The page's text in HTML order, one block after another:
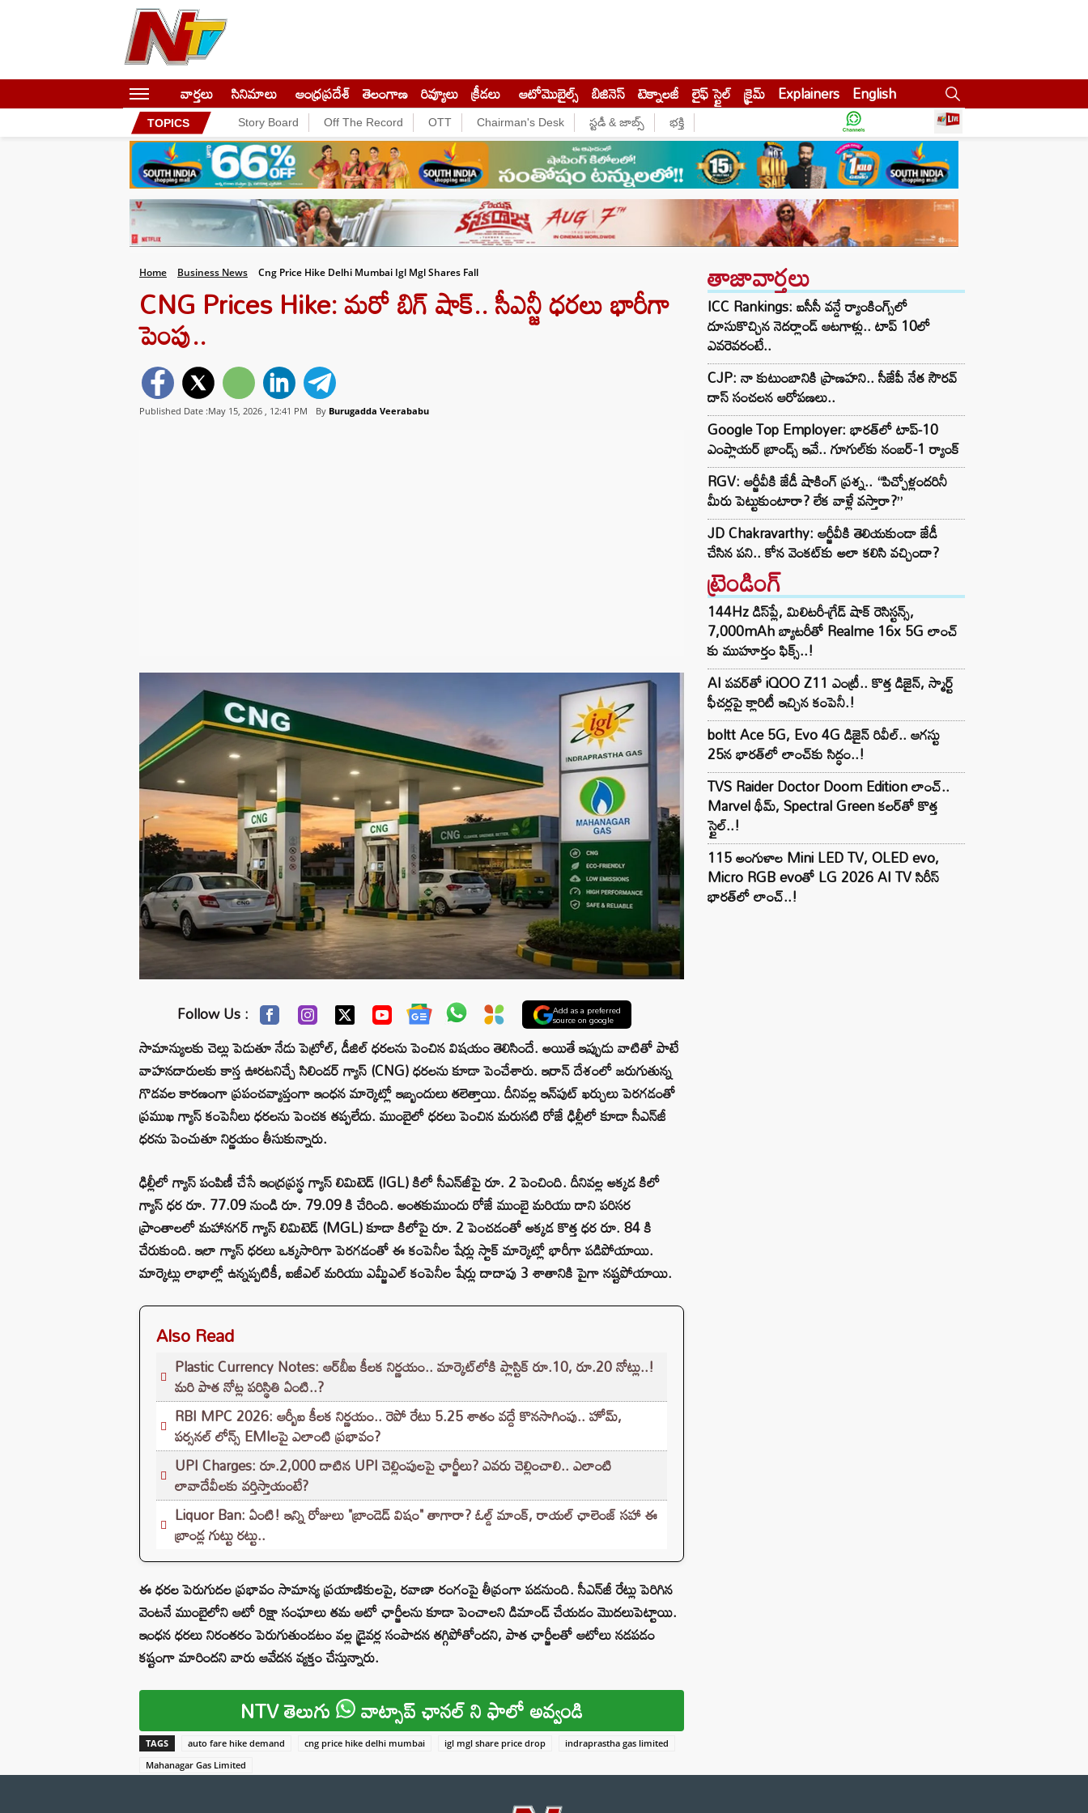
వార్తలు సినిమాలు ఆంధ్రప్రదేశ్ తెలంగాణ రివ్యూలు క్రీడలు ఆటోమొబైల్స్ బిజినెస్‌ టెక్నాలజీ లైఫ్ స్టైల్ క్రైమ్ Explainers English
TOPICS Story Board Off The Record OTT Chairman's Desk స్టడీ & జాబ్స్ భక్తి
Home Business News Cng Price Hike Delhi Mumbai Igl Mgl Shares Fall
CNG Prices Hike: మరో బిగ్ షాక్.. సీఎన్జీ ధరలు భారీగా
పెంపు..
Published Date :May 15, 2026 , 12:41 PM By Burugadda Veerababu
Follow Us : Add as a preferred
source on google
సామాన్యులకు చెల్లు పెడుతూ నేడు పెట్రోల్, డీజిల్ ధరలను పెంచిన విషయం తెలిసిందే. అయితే ఇప్పుడు వాటితో పాటే
వాహనదారులకు కాస్త ఊరటనిచ్చే సిలిండర్ గ్యాస్ (CNG) ధరలను కూడా పెంచేశారు. ఇరాన్ దేశంలో జరుగుతున్న
గొడవల కారణంగా ప్రపంచవ్యాప్తంగా ఇంధన మార్కెట్లో ఇబ్బందులు తలెత్తాయి. దీనివల్ల ఇన్‌పుట్ ఖర్చులు పెరగడంతో
ప్రముఖ గ్యాస్ కంపెనీలు ధరలను పెంచక తప్పలేదు. ముంబైలో ధరలు పెంచిన మరుసటి రోజే ఢిల్లీలో కూడా సీఎన్‌జీ
ధరను పెంచుతూ నిర్ణయం తీసుకున్నారు.
ఢిల్లీలో గ్యాస్ పంపిణీ చేసే ఇంద్రప్రస్థ గ్యాస్ లిమిటెడ్ (IGL) కిలో సీఎన్‌జీపై రూ. 2 పెంచింది. దీనివల్ల అక్కడ కిలో
గ్యాస్ ధర రూ. 77.09 నుండి రూ. 79.09 కి చేరింది. అంతకుముందు రోజే ముంబై మరియు దాని పరిసర
ప్రాంతాలలో మహానగర్ గ్యాస్ లిమిటెడ్ (MGL) కూడా కిలోపై రూ. 2 పెంచడంతో అక్కడ కొత్త ధర రూ. 84 కి
చేరుకుంది. ఇలా గ్యాస్ ధరలు ఒక్కసారిగా పెరగడంతో ఈ కంపెనీల షేర్లు స్టాక్ మార్కెట్లో భారీగా పడిపోయాయి.
మార్కెట్లు లాభాల్లో ఉన్నప్పటికీ, ఐజీఎల్ మరియు ఎమ్జీఎల్ కంపెనీల షేర్లు దాదాపు 3 శాతానికి పైగా నష్టపోయాయి.
Also Read
Plastic Currency Notes: ఆర్‌బీఐ కీలక నిర్ణయం.. మార్కెట్‌లోకి ప్లాస్టిక్ రూ.10, రూ.20 నోట్లు..!
మరి పాత నోట్ల పరిస్థితి ఏంటి..?
RBI MPC 2026: ఆర్బీఐ కీలక నిర్ణయం.. రెపో రేటు 5.25 శాతం వద్దే కొనసాగింపు.. హోమ్,
పర్సనల్ లోన్స్ EMIలపై ఎలాంటి ప్రభావం?
UPI Charges: రూ.2,000 దాటిన UPI చెల్లింపులపై ఛార్జీలు? ఎవరు చెల్లించాలి.. ఎలాంటి
లావాదేవీలకు వర్తిస్తాయంటే?
Liquor Ban: ఏంటి! ఇన్ని రోజులు "బ్రాండెడ్ విషం" తాగారా? ఓల్డ్ మాంక్, రాయల్ ఛాలెంజ్‌ సహా ఈ
బ్రాండ్ల గుట్టు రట్టు..
ఈ ధరల పెరుగుదల ప్రభావం సామాన్య ప్రయాణికులపై, రవాణా రంగంపై తీవ్రంగా పడనుంది. సీఎన్‌జీ రేట్లు పెరిగిన
వెంటనే ముంబైలోని ఆటో రిక్షా సంఘాలు తమ ఆటో ఛార్జీలను కూడా పెంచాలని డిమాండ్ చేయడం మొదలుపెట్టాయి.
ఇంధన ధరలు నిరంతరం పెరుగుతుండటం వల్ల డ్రైవర్ల సంపాదన తగ్గిపోతోందని, పాత ఛార్జీలతో ఆటోలు నడపడం
కష్టంగా మారిందని వారు ఆవేదన వ్యక్తం చేస్తున్నారు.
NTV తెలుగు వాట్సాప్ ఛానల్ ని ఫాలో అవ్వండి
TAGS auto fare hike demand cng price hike delhi mumbai igl mgl share price drop
indraprastha gas limited
Mahanagar Gas Limited
తాజావార్తలు
ICC Rankings: ఐసీసీ వన్డే ర్యాంకింగ్స్‌లో
దూసుకొచ్చిన నెదర్లాండ్ ఆటగాళ్లు.. టాప్ 10లో
ఎవరెవరంటే..
CJP: నా కుటుంబానికి ప్రాణహని.. సీజేపీ నేత సౌరవ్
దాస్ సంచలన ఆరోపణలు..
Google Top Employer: భారత్‌లో టాప్-10
ఎంప్లాయర్ బ్రాండ్స్ ఇవే.. గూగుల్‌కు నంబర్-1 ర్యాంక్
RGV: ఆర్జీవీకి జేడీ షాకింగ్ ప్రశ్న.. “పిచ్చోళ్లందరినీ
మీరు పెట్టుకుంటారా? లేక వాళ్లే వస్తారా?”
JD Chakravarthy: ఆర్జీవీకి తెలియకుండా జేడీ
చేసిన పని.. కోన వెంకట్‌కు అలా కలిసి వచ్చిందా?
ట్రెండింగ్‌
144Hz డిస్‌ప్లే, మిలిటరీ-గ్రేడ్ షాక్ రెసిస్టన్స్,
7,000mAh బ్యాటరీతో Realme 16x 5G లాంచ్
కు ముహూర్తం ఫిక్స్..!
AI పవర్‌తో iQOO Z11 ఎంట్రీ.. కొత్త డిజైన్, స్మార్ట్
ఫీచర్లపై క్లారిటీ ఇచ్చిన కంపెనీ.!
boltt Ace 5G, Evo 4G డిజైన్ రివీల్.. ఆగస్టు
25న భారత్‌లో లాంచ్‌కు సిద్ధం..!
TVS Raider Doctor Doom Edition లాంచ్..
Marvel థీమ్, Spectral Green కలర్‌తో కొత్త
స్టైల్..!
115 అంగుళాల Mini LED TV, OLED evo,
Micro RGB evoతో LG 2026 AI TV సిరీస్
భారత్‌లో లాంచ్..!